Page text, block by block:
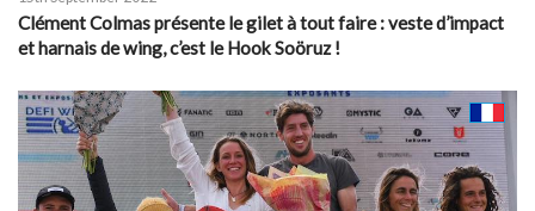
Clément Colmas présente le gilet à tout faire : veste d’impact
et harnais de wing, c’est le Hook Soöruz !